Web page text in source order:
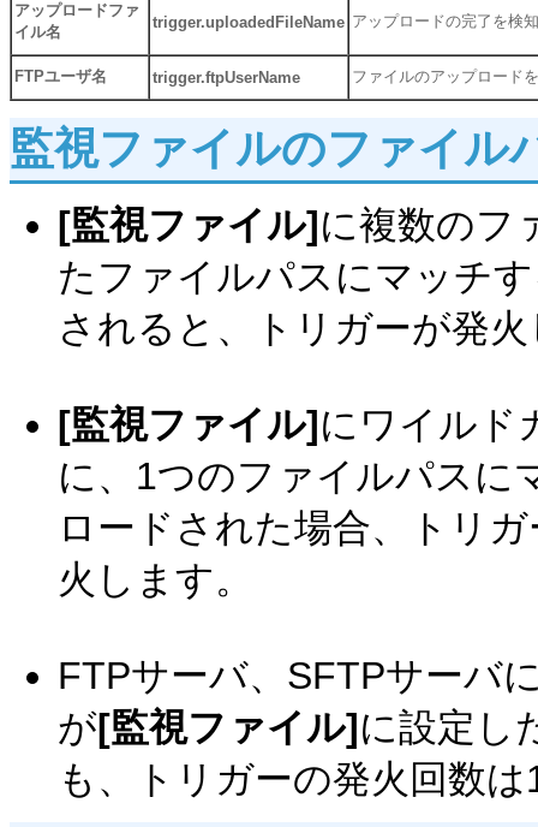
アップロードファ
イル名
trigger.uploadedFileName アップロードの完了を検
FTPユーザ名 trigger.ftpUserName ファイルのアップロード
監視ファイルのファイル
[監視ファイル]に複数のフ
たファイルパスにマッチ
されると、トリガーが発
[監視ファイル]にワイルド
に、1つのファイルパスに
ロードされた場合、トリ
火します。
FTPサーバ、SFTPサーバ
が[監視ファイル]に設定し
も、トリガーの発火回数